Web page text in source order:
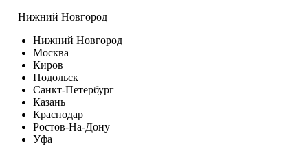
Нижний Новгород
Нижний Новгород
Москва
Киров
Подольск
Санкт-Петербург
Казань
Краснодар
Ростов-На-Дону
Уфа